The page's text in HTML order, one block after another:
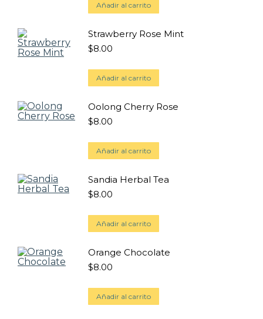
Añadir al carrito
Strawberry Rose Mint
$8.00
Añadir al carrito
Oolong Cherry Rose
$8.00
Añadir al carrito
Sandia Herbal Tea
$8.00
Añadir al carrito
Orange Chocolate
$8.00
Añadir al carrito